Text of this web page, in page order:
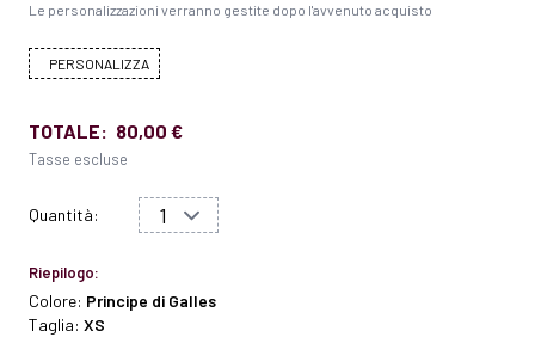
Le personalizzazioni verranno gestite dopo l'avvenuto acquisto
PERSONALIZZA
TOTALE: 80,00 €
Tasse escluse
Quantità:
Riepilogo:
Colore: Principe di Galles
Taglia: XS